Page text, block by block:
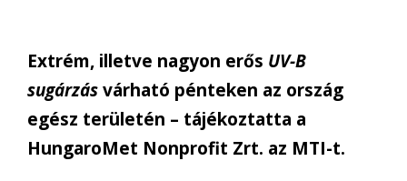
Extrém, illetve nagyon erős UV-B
sugárzásvárható pénteken az ország
egész területén – tájékoztatta a
HungaroMet Nonprofit Zrt. az MTI-t.